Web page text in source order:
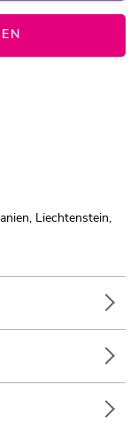
Liechtenstein,